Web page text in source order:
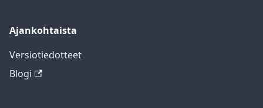
Ajankohtaista
Versiotiedotteet
Blogi